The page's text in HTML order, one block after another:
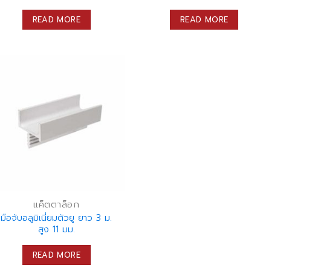
READ MORE READ MORE
แค็ตตาล็อก
มือจับอลูมิเนี่ยมตัวยู ยาว 3 ม.
สูง 11 มม.
READ MORE